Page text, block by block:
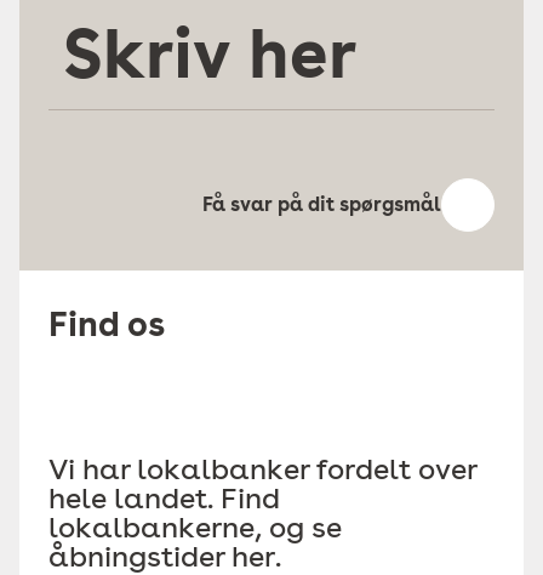
her
Få svar på dit spørgsmål
Find os
Vi har lokalbanker fordelt over
hele landet. Find
lokalbankerne, og se
åbningstider her.